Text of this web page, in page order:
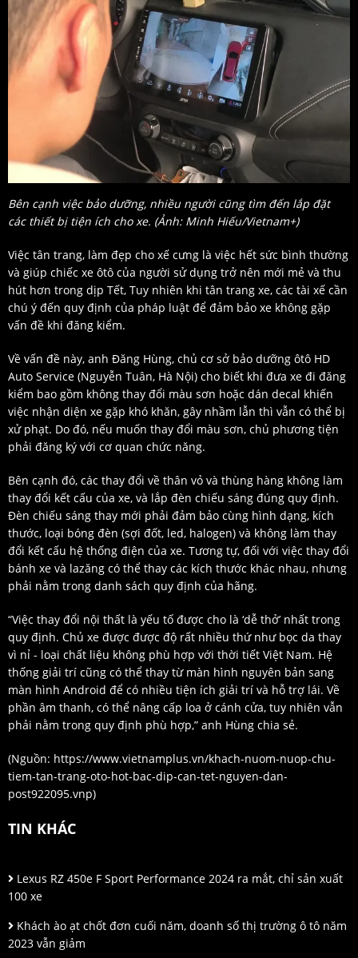
Bên cạnh việc bảo dưỡng, nhiều người cũng tìm đến lắp đặt
các thiết bị tiện ích cho xe. (Ảnh: Minh Hiếu/Vietnam+)
Việc tân trang, làm đẹp cho xế cưng là việc hết sức bình thường
và giúp chiếc xe ôtô của người sử dụng trở nên mới mẻ và thu
hút hơn trong dịp Tết, Tuy nhiên khi tân trang xe, các tài xế cần
chú ý đến quy định của pháp luật để đảm bảo xe không gặp
vấn đề khi đăng kiểm.
Về vấn đề này, anh Đăng Hùng, chủ cơ sở bảo dưỡng ôtô HD
Auto Service (Nguyễn Tuân, Hà Nội) cho biết khi đưa xe đi đăng
kiểm bao gồm không thay đổi màu sơn hoặc dán decal khiến
việc nhận diện xe gặp khó khăn, gây nhầm lẫn thì vẫn có thể bị
xử phạt. Do đó, nếu muốn thay đổi màu sơn, chủ phương tiện
phải đăng ký với cơ quan chức năng.
Bên cạnh đó, các thay đổi về thân vỏ và thùng hàng không làm
thay đổi kết cấu của xe, và lắp đèn chiếu sáng đúng quy định.
Đèn chiếu sáng thay mới phải đảm bảo cùng hình dạng, kích
thước, loại bóng đèn (sợi đốt, led, halogen) và không làm thay
đổi kết cấu hệ thống điện của xe. Tương tự, đối với việc thay đổi
bánh xe và lazăng có thể thay các kích thước khác nhau, nhưng
phải nằm trong danh sách quy định của hãng.
“Việc thay đổi nội thất là yếu tố được cho là ‘dễ thở’ nhất trong
quy định. Chủ xe được được độ rất nhiều thứ như bọc da thay
vì nỉ - loại chất liệu không phù hợp với thời tiết Việt Nam. Hệ
thống giải trí cũng có thể thay từ màn hình nguyên bản sang
màn hình Android để có nhiều tiện ích giải trí và hỗ trợ lái. Về
phần âm thanh, có thể nâng cấp loa ở cánh cửa, tuy nhiên vẫn
phải nằm trong quy định phù hợp,” anh Hùng chia sẻ.
(Nguồn: https://www.vietnamplus.vn/khach-nuom-nuop-chu-
tiem-tan-trang-oto-hot-bac-dip-can-tet-nguyen-dan-
post922095.vnp)
TIN KHÁC
Lexus RZ 450e F Sport Performance 2024 ra mắt, chỉ sản xuất
100 xe
Khách ào ạt chốt đơn cuối năm, doanh số thị trường ô tô năm
2023 vẫn giảm